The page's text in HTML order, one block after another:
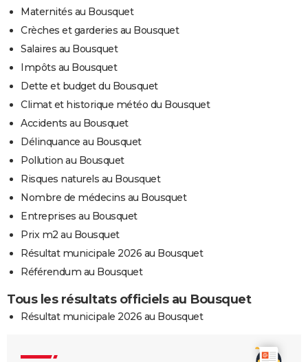
Maternités au Bousquet
Crèches et garderies au Bousquet
Salaires au Bousquet
Impôts au Bousquet
Dette et budget du Bousquet
Climat et historique météo du Bousquet
Accidents au Bousquet
Délinquance au Bousquet
Pollution au Bousquet
Risques naturels au Bousquet
Nombre de médecins au Bousquet
Entreprises au Bousquet
Prix m2 au Bousquet
Résultat municipale 2026 au Bousquet
Référendum au Bousquet
Tous les résultats officiels au Bousquet
Résultat municipale 2026 au Bousquet